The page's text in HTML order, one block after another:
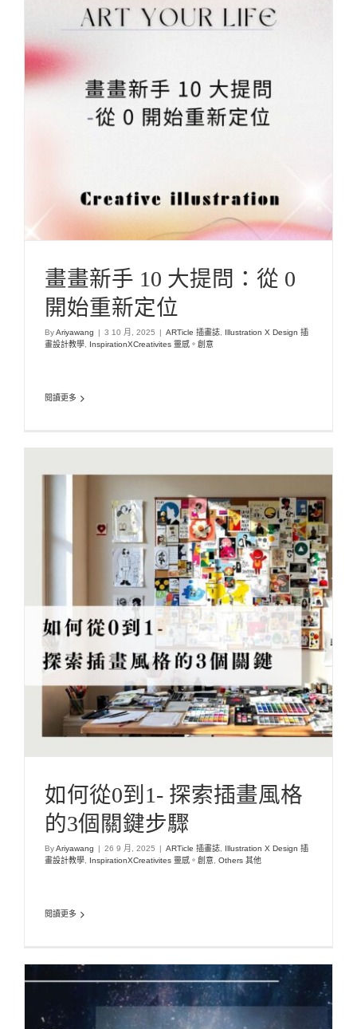
畫畫新手 10 大提問：從 0 開始重新定位
ARTicle 插畫誌 Illustration X Design 插畫設計教學
畫畫新手 10 大提問：從 0
開始重新定位
ByAriyawang | 3 10 月, 2025 | ARTicle 插畫誌
Illustration X Design 插
畫設計教學
InspirationXCreativites 靈感。創意
閱讀更多
如何從0到1- 探索插畫風格的3個關鍵步驟
ARTicle 插畫誌 Illustration X Design 插畫設計教學
InspirationXCreativites 靈感。創意 Others 其他
如何從0到1- 探索插畫風格
的3個關鍵步驟
ByAriyawang | 26 9 月, 2025 | ARTicle 插畫誌
Illustration X Design 插
畫設計教學
InspirationXCreativites 靈感。創意 Others 其他
閱讀更多